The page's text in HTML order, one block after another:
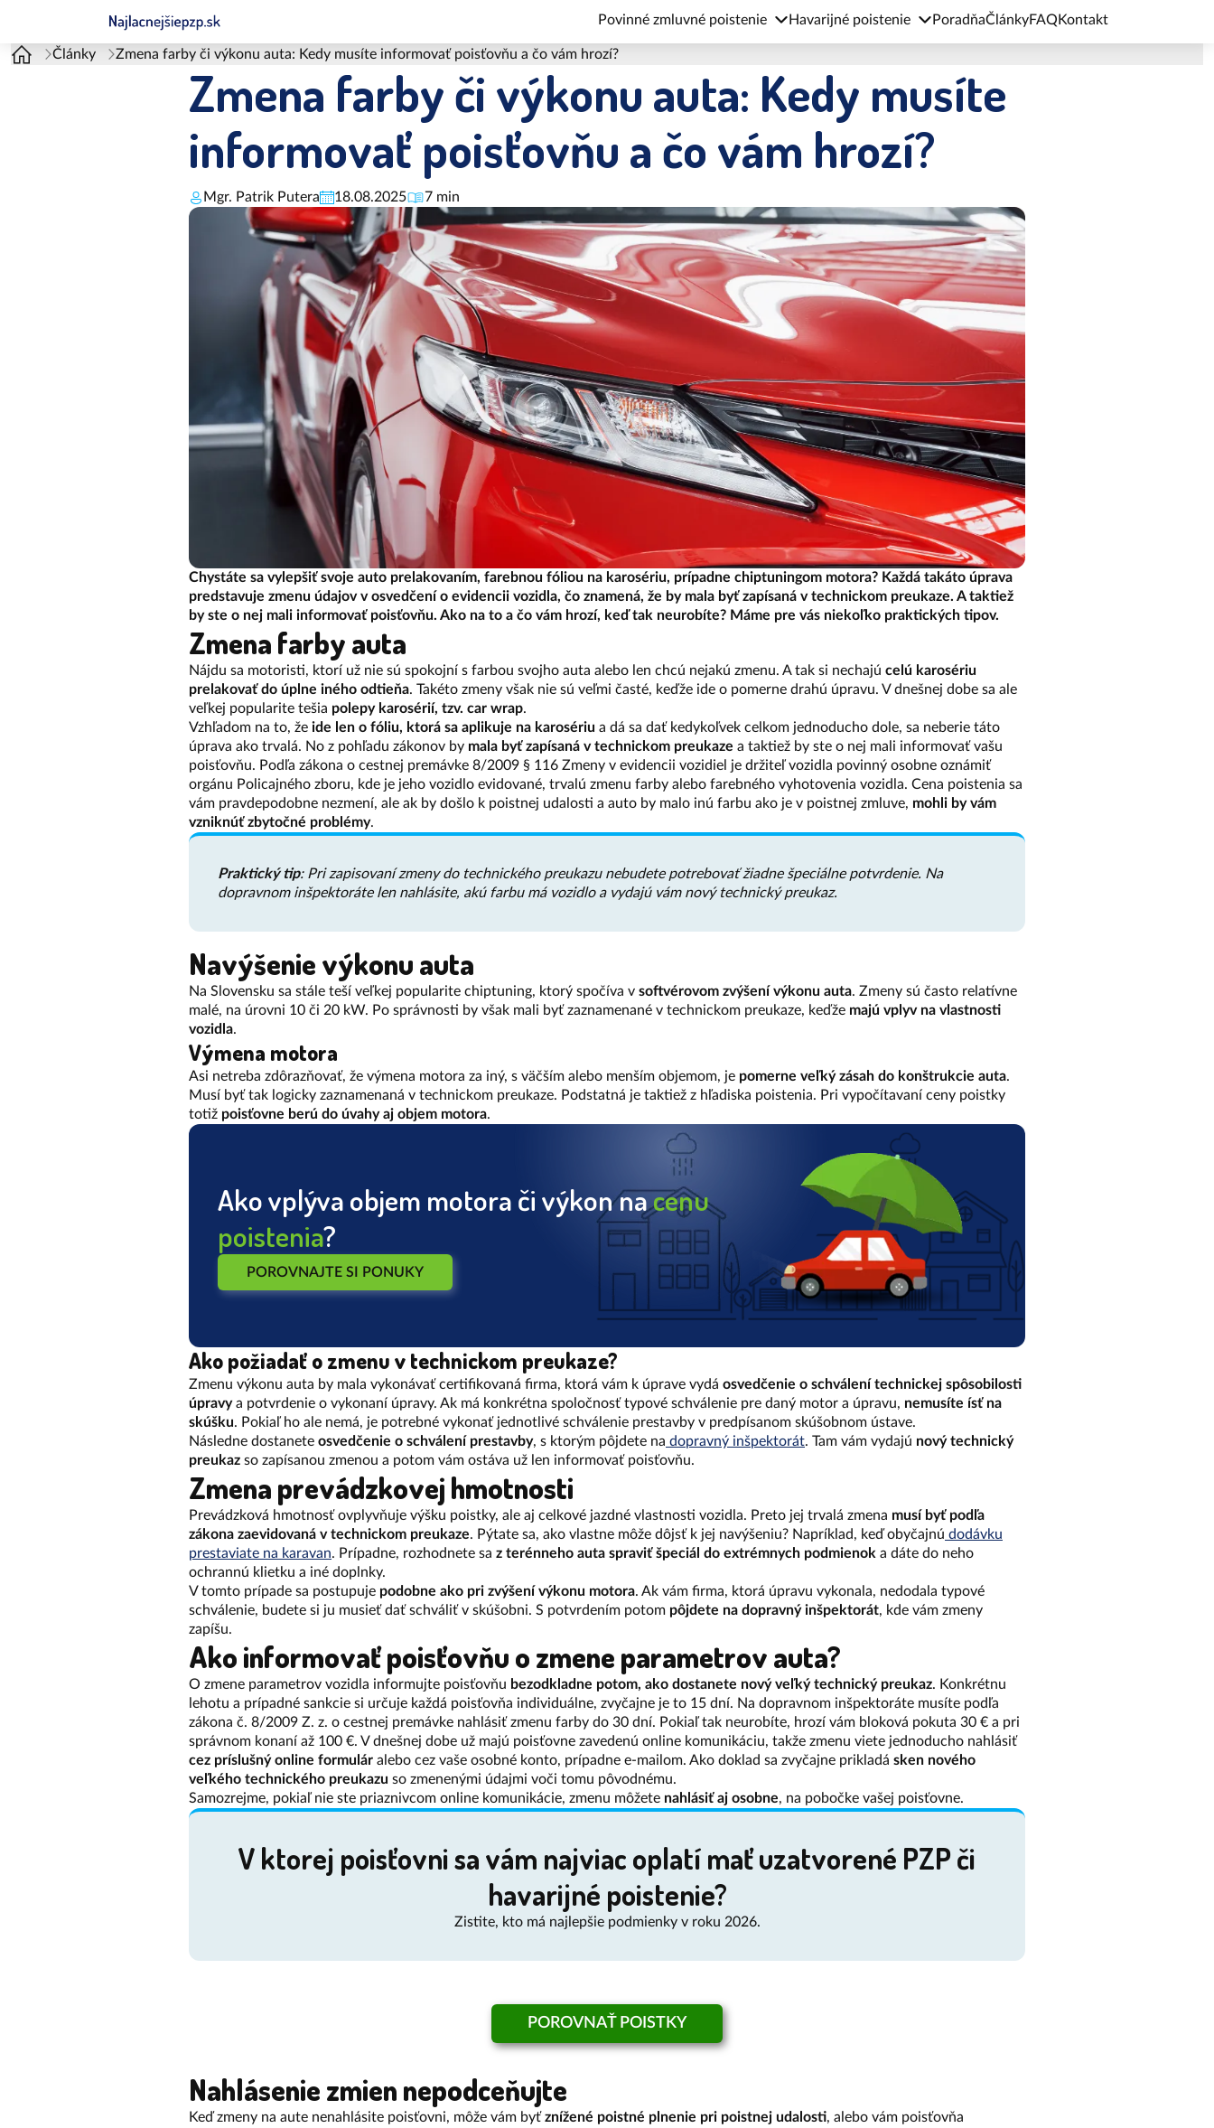
Povinné zmluvné poistenie Havarijné poistenie PoradňaČlánkyFAQ Kontakt
Články Zmena farby či výkonu auta: Kedy musíte informovať poisťovňu a čo vám hrozí?
Zmena farby či výkonu auta: Kedy musíte
informovať poisťovňu a čo vám hrozí?
Mgr. Patrik Putera 18.08.2025 7 min
Chystáte sa vylepšiť svoje auto prelakovaním, farebnou fóliou na karosériu, prípadne chiptuningom motora? Každá takáto úprava
predstavuje zmenu údajov v osvedčení o evidencii vozidla, čo znamená, že by mala byť zapísaná v technickom preukaze. A taktiež
by ste o nej mali informovať poisťovňu. Ako na to a čo vám hrozí, keď tak neurobíte? Máme pre vás niekoľko praktických tipov.
Zmena farby auta
Nájdu sa motoristi, ktorí už nie sú spokojní s farbou svojho auta alebo len chcú nejakú zmenu. A tak si nechajú celú karosériu
prelakovať do úplne iného odtieňa. Takéto zmeny však nie sú veľmi časté, keďže ide o pomerne drahú úpravu. V dnešnej dobe sa ale
veľkej popularite tešia polepy karosérií, tzv. car wrap.
Vzhľadom na to, že ide len o fóliu, ktorá sa aplikuje na karosériu a dá sa dať kedykoľvek celkom jednoducho dole, sa neberie táto
úprava ako trvalá. No z pohľadu zákonov by mala byť zapísaná v technickom preukaze a taktiež by ste o nej mali informovať vašu
poisťovňu. Podľa zákona o cestnej premávke 8/2009 § 116 Zmeny v evidencii vozidiel je držiteľ vozidla povinný osobne oznámiť
orgánu Policajného zboru, kde je jeho vozidlo evidované, trvalú zmenu farby alebo farebného vyhotovenia vozidla. Cena poistenia sa
vám pravdepodobne nezmení, ale ak by došlo k poistnej udalosti a auto by malo inú farbu ako je v poistnej zmluve, mohli by vám
vzniknúť zbytočné problémy.
Praktický tip: Pri zapisovaní zmeny do technického preukazu nebudete potrebovať žiadne špeciálne potvrdenie. Na
dopravnom inšpektoráte len nahlásite, akú farbu má vozidlo a vydajú vám nový technický preukaz.
Navýšenie výkonu auta
Na Slovensku sa stále teší veľkej popularite chiptuning, ktorý spočíva v softvérovom zvýšení výkonu auta. Zmeny sú často relatívne
malé, na úrovni 10 či 20 kW. Po správnosti by však mali byť zaznamenané v technickom preukaze, keďže majú vplyv na vlastnosti
vozidla.
Výmena motora
Asi netreba zdôrazňovať, že výmena motora za iný, s väčším alebo menším objemom, je pomerne veľký zásah do konštrukcie auta.
Musí byť tak logicky zaznamenaná v technickom preukaze. Podstatná je taktiež z hľadiska poistenia. Pri vypočítavaní ceny poistky
totiž poisťovne berú do úvahy aj objem motora.
Ako vplýva objem motora či výkon nacenu
poistenia?
POROVNAJTE SI PONUKY
Ako požiadať o zmenu v technickom preukaze?
Zmenu výkonu auta by mala vykonávať certifikovaná firma, ktorá vám k úprave vydá osvedčenie o schválení technickej spôsobilosti
úpravya potvrdenie o vykonaní úpravy. Ak má konkrétna spoločnosť typové schválenie pre daný motor a úpravu, nemusíte ísť na
skúšku. Pokiaľ ho ale nemá, je potrebné vykonať jednotlivé schválenie prestavby v predpísanom skúšobnom ústave.
Následne dostanete osvedčenie o schválení prestavby, s ktorým pôjdete na dopravný inšpektorát. Tam vám vydajú nový technický
preukaz so zapísanou zmenou a potom vám ostáva už len informovať poisťovňu.
Zmena prevádzkovej hmotnosti
Prevádzková hmotnosť ovplyvňuje výšku poistky, ale aj celkové jazdné vlastnosti vozidla. Preto jej trvalá zmena musí byť podľa
zákona zaevidovaná v technickom preukaze. Pýtate sa, ako vlastne môže dôjsť k jej navýšeniu? Napríklad, keď obyčajnú dodávku
prestaviate na karavan. Prípadne, rozhodnete sa z terénneho auta spraviť špeciál do extrémnych podmienok a dáte do neho
ochrannú klietku a iné doplnky.
V tomto prípade sa postupuje podobne ako pri zvýšení výkonu motora. Ak vám firma, ktorá úpravu vykonala, nedodala typové
schválenie, budete si ju musieť dať schváliť v skúšobni. S potvrdením potom pôjdete na dopravný inšpektorát, kde vám zmeny
zapíšu.
Ako informovať poisťovňu o zmene parametrov auta?
O zmene parametrov vozidla informujte poisťovňu bezodkladne potom, ako dostanete nový veľký technický preukaz. Konkrétnu
lehotu a prípadné sankcie si určuje každá poisťovňa individuálne, zvyčajne je to 15 dní. Na dopravnom inšpektoráte musíte podľa
zákona č. 8/2009 Z. z. o cestnej premávke nahlásiť zmenu farby do 30 dní. Pokiaľ tak neurobíte, hrozí vám bloková pokuta 30 € a pri
správnom konaní až 100 €. V dnešnej dobe už majú poisťovne zavedenú online komunikáciu, takže zmenu viete jednoducho nahlásiť
cez príslušný online formulár alebo cez vaše osobné konto, prípadne e-mailom. Ako doklad sa zvyčajne prikladá sken nového
veľkého technického preukazu so zmenenými údajmi voči tomu pôvodnému.
Samozrejme, pokiaľ nie ste priaznivcom online komunikácie, zmenu môžete nahlásiť aj osobne, na pobočke vašej poisťovne.
V ktorej poisťovni sa vám najviac oplatí mať uzatvorené PZP či
havarijné poistenie?
Zistite, kto má najlepšie podmienky v roku 2026.
POROVNAŤ POISTKY
Nahlásenie zmien nepodceňujte
Keď zmeny na aute nenahlásite poisťovni, môže vám byťznížené poistné plnenie pri poistnej udalosti, alebo vám poisťovňa